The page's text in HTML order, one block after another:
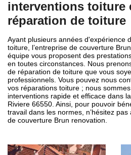
interventions toiture
réparation de toiture
Ayant plusieurs années d'expérience
toiture, l’entreprise de couverture
équipe vous proposent des
en toutes circonstances. Nous
de réparation de toiture que vous
professionnels. Vous pouvez nous
vos réparations toiture ; nous
interventions rapide et efficace dans
Riviere 66550. Ainsi, pour pouvoir
travail dans les normes, n’hésitez
de couverture Brun renovation.